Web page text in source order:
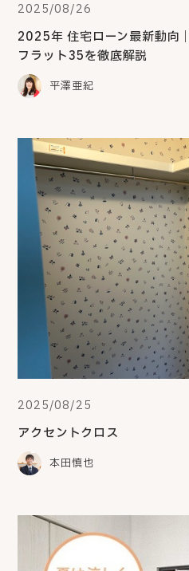
2025/08/26
2025年 住宅ローン最新動向
フラット35を徹底解説
平澤亜紀
2025/08/25
アクセントクロス
本田慎也